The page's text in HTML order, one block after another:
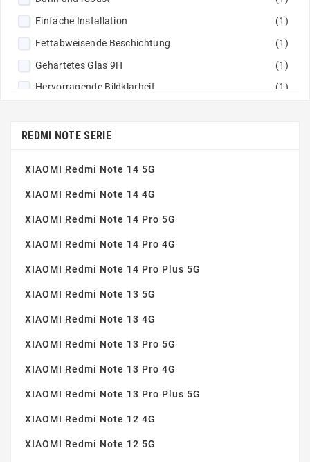
Einfache Installation
(1)
Fettabweisende Beschichtung
(1)
Gehärtetes Glas 9H
(1)
Hervorragende Bildklarheit
(1)
Perfekte Haftung
REDMI NOTE SERIE
XIAOMI Redmi Note 14 5G
XIAOMI Redmi Note 14 4G
XIAOMI Redmi Note 14 Pro 5G
XIAOMI Redmi Note 14 Pro 4G
XIAOMI Redmi Note 14 Pro Plus 5G
XIAOMI Redmi Note 13 5G
XIAOMI Redmi Note 13 4G
XIAOMI Redmi Note 13 Pro 5G
XIAOMI Redmi Note 13 Pro 4G
XIAOMI Redmi Note 13 Pro Plus 5G
XIAOMI Redmi Note 12 4G
XIAOMI Redmi Note 12 5G